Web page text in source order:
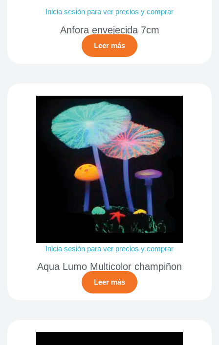
Inicia sesión para ver precios y comprar
Anfora envejecida 7cm
Leer más
Inicia sesión para ver precios y comprar
Aqua Lumo Multicolor champiñon
Leer más